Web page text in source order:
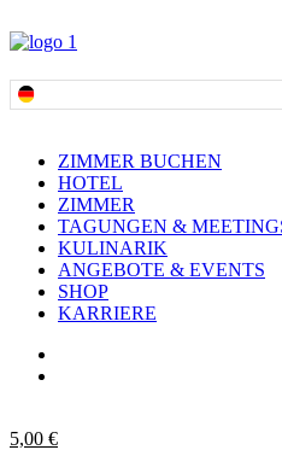
ZIMMER BUCHEN
HOTEL
ZIMMER
TAGUNGEN &
KULINARIK
ANGEBOTE & EVENTS
SHOP
KARRIERE
5,00 €